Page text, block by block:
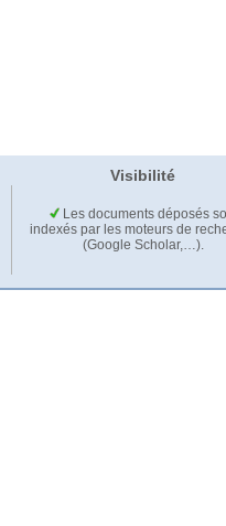
Visibilité
Les documents déposés
indexés par les moteurs de
(Google Scholar,…).